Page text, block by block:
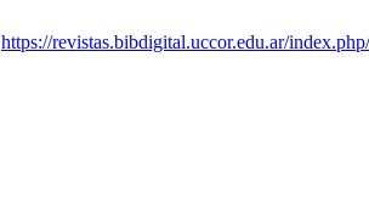
https://revistas.bibdigital.uccor.edu.ar/